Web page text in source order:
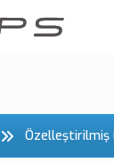
Özelleştirilmiş